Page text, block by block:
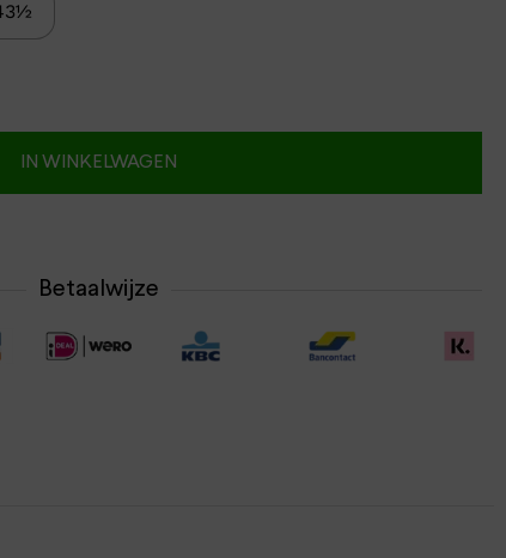
IN WINKELWAGEN
Betaalwijze